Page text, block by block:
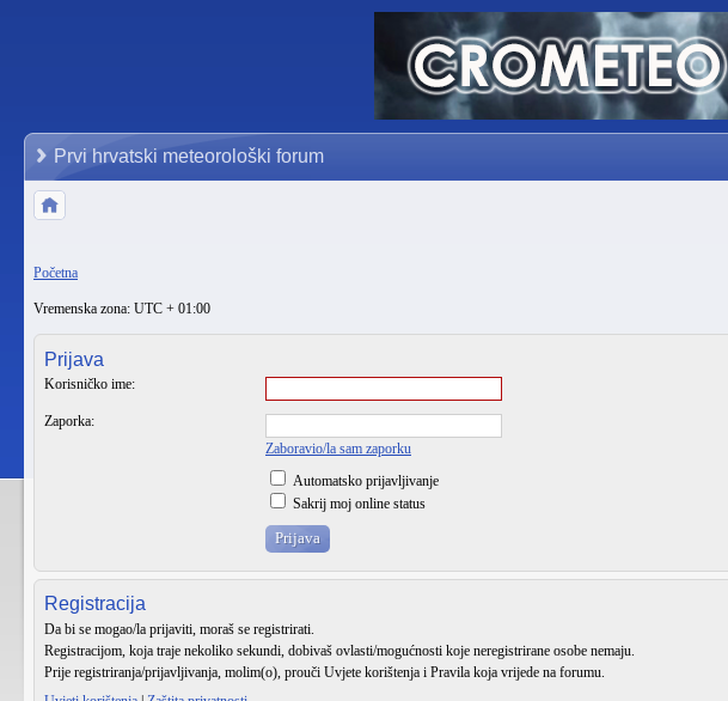
Prvi hrvatski meteorološki forum
Početna
Vremenska zona: UTC + 01:00
Prijava
Korisničko ime:
Zaporka:
Zaboravio/la sam zaporku
Automatsko prijavljivanje
Sakrij moj online status
Registracija
Da bi se mogao/la prijaviti, moraš se registrirati.
Registracijom, koja traje nekoliko sekundi, dobivaš ovlasti/mogućnosti koje neregistrirane osobe nemaju.
Prije registriranja/prijavljivanja, molim(o), prouči Uvjete korištenja i Pravila koja vrijede na forumu.